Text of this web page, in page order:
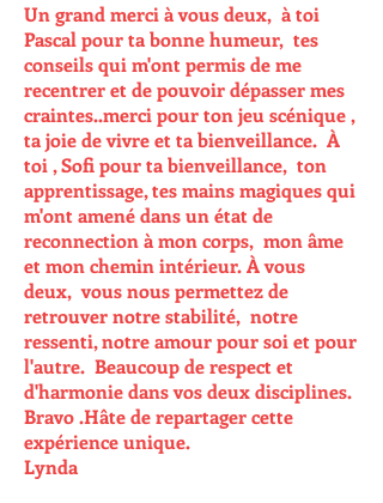
Un grand merci à vous deux, à toi
Pascal pour ta bonne humeur, tes
conseils qui m'ont permis de me
recentrer et de pouvoir dépasser mes
craintes..merci pour ton jeu scénique ,
ta joie de vivre et ta bienveillance. À
toi , Sofi pour ta bienveillance, ton
apprentissage, tes mains magiques qui
m'ont amené dans un état de
reconnection à mon corps, mon âme
et mon chemin intérieur. À vous
deux, vous nous permettez de
retrouver notre stabilité, notre
ressenti, notre amour pour soi et pour
l'autre. Beaucoup de respect et
d'harmonie dans vos deux disciplines.
Bravo .Hâte de repartager cette
expérience unique.
Lynda